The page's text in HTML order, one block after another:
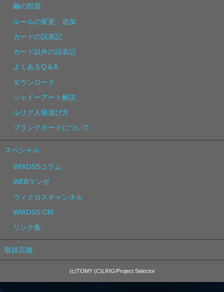
繭の部屋
ルールの変更・追加
カードの誤表記
カード以外の誤表記
よくあるQ＆A
ダウンロード
シャドーアート解説
ルリグ人狼遊び方
ブランクカードについて
スペシャル
WIXOSSコラム
WEBマンガ
ウィクロスチャンネル
WIXOSS CM
リンク集
取扱店舗
(c)TOMY (C)LRIG/Project Selector